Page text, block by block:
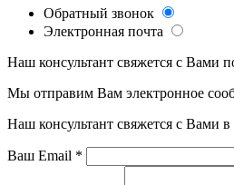
Обратный звонок
Электронная почта
Наш консультант свяжется с Вами
Мы отправим Вам электронное
Наш консультант свяжется с Вами
Ваш Email *